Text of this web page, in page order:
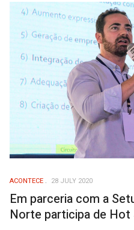
ACONTECE 28 JULY 2020
Em parceria com a
Norte participa de Hot